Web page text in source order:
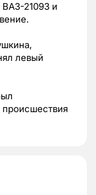
21093 и
левый
происшествия